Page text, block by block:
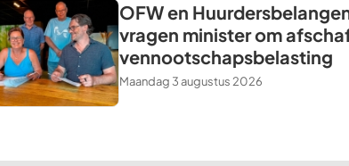
OFW en
vragen minister om
vennootschapsbelasting
Maandag 3 augustus 2026